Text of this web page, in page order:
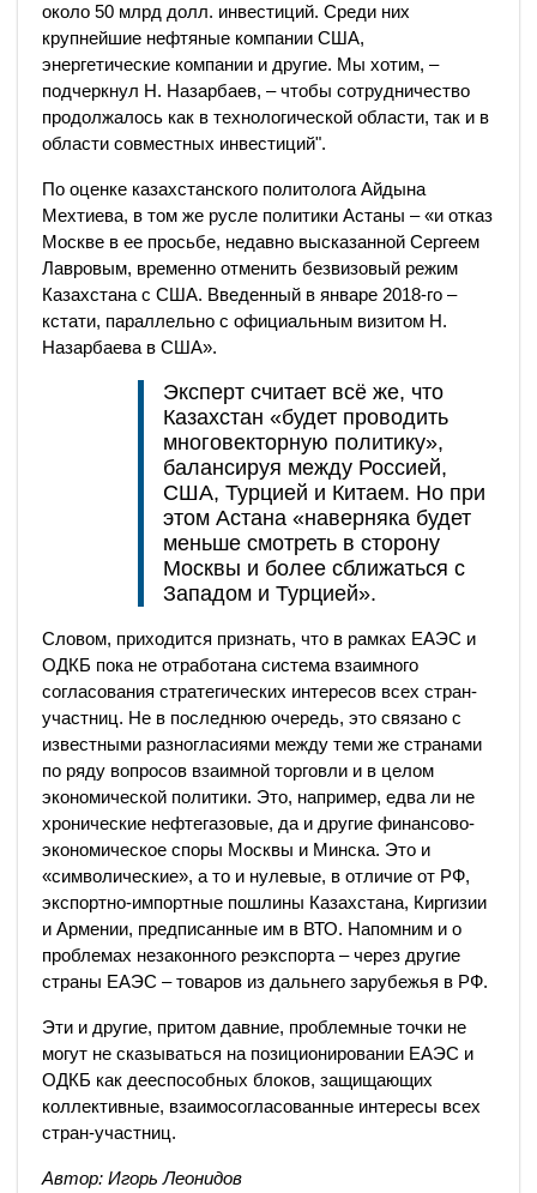
около 50 млрд долл. инвестиций. Среди них
крупнейшие нефтяные компании США,
энергетические компании и другие. Мы хотим, –
подчеркнул Н. Назарбаев, – чтобы сотрудничество
продолжалось как в технологической области, так и в
области совместных инвестиций".
По оценке казахстанского политолога Айдына
Мехтиева, в том же русле политики Астаны – «и отказ
Москве в ее просьбе, недавно высказанной Сергеем
Лавровым, временно отменить безвизовый режим
Казахстана с США. Введенный в январе 2018-го –
кстати, параллельно с официальным визитом Н.
Назарбаева в США».
Эксперт считает всё же, что
Казахстан «будет проводить
многовекторную политику»,
балансируя между Россией,
США, Турцией и Китаем. Но при
этом Астана «наверняка будет
меньше смотреть в сторону
Москвы и более сближаться с
Западом и Турцией».
Словом, приходится признать, что в рамках ЕАЭС и
ОДКБ пока не отработана система взаимного
согласования стратегических интересов всех стран-
участниц. Не в последнюю очередь, это связано с
известными разногласиями между теми же странами
по ряду вопросов взаимной торговли и в целом
экономической политики. Это, например, едва ли не
хронические нефтегазовые, да и другие финансово-
экономическое споры Москвы и Минска. Это и
«символические», а то и нулевые, в отличие от РФ,
экспортно-импортные пошлины Казахстана, Киргизии
и Армении, предписанные им в ВТО. Напомним и о
проблемах незаконного реэкспорта – через другие
страны ЕАЭС – товаров из дальнего зарубежья в РФ.
Эти и другие, притом давние, проблемные точки не
могут не сказываться на позиционировании ЕАЭС и
ОДКБ как дееспособных блоков, защищающих
коллективные, взаимосогласованные интересы всех
стран-участниц.
Автор: Игорь Леонидов